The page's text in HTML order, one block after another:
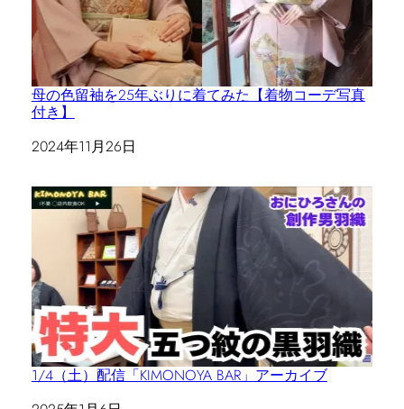
母の色留袖を25年ぶりに着てみた【着物コーデ写真
付き】
日付
2024年11月26日
1/4（土）配信「KIMONOYA BAR」アーカイブ